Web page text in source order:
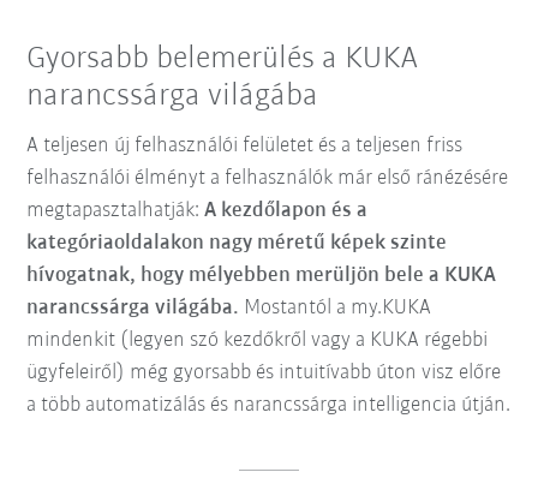
Gyorsabb belemerülés a KUKA
narancssárga világába
A teljesen új felhasználói felületet és a teljesen friss
felhasználói élményt a felhasználók már első ránézésére
megtapasztalhatják:A kezdőlapon és a
kategóriaoldalakon nagy méretű képek szinte
hívogatnak, hogy mélyebben merüljön bele a KUKA
narancssárga világába. Mostantól a my.KUKA
mindenkit (legyen szó kezdőkről vagy a KUKA régebbi
ügyfeleiről) még gyorsabb és intuitívabb úton visz előre
a több automatizálás és narancssárga intelligencia útján.